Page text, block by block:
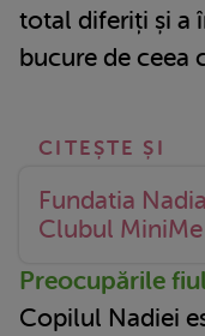
total diferiți și a
bucure de ceea
Fundatia
Clubul MiniMe
Preocupările
Copilul Nadiei